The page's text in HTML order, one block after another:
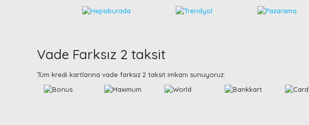
Vade Farksız 2 taksit
Tüm kredi kartlarına vade farksız 2 taksit imkanı sunuyoruz: